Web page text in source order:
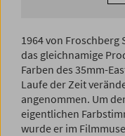
1964 von
das gleichnamige
Farben des 35mm-
Laufe der Zeit
angenommen. Um
eigentlichen
wurde er im